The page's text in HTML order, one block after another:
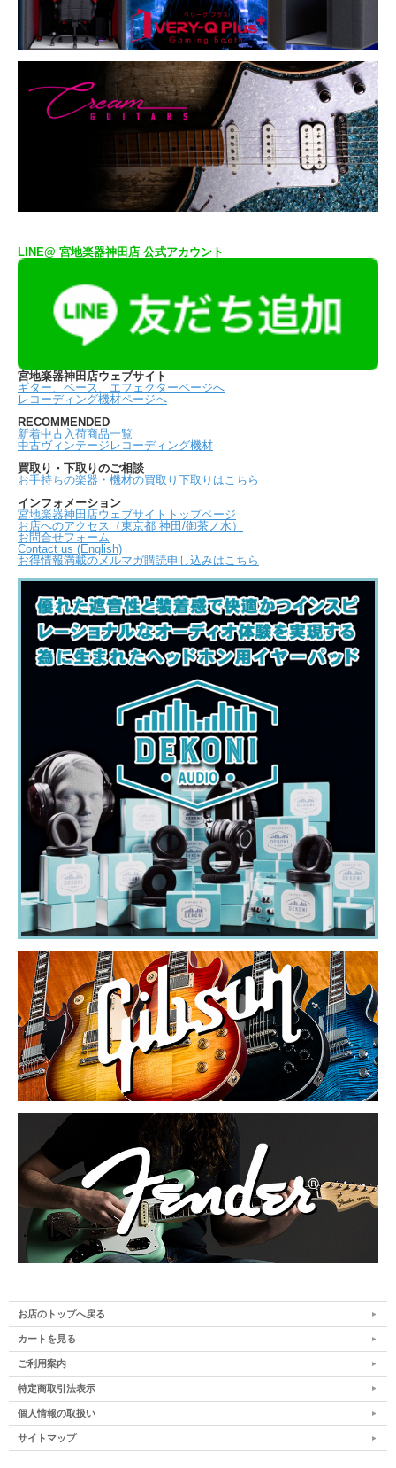
LINE@ 宮地楽器神田店 公式アカウント
宮地楽器神田店ウェブサイト
ギター、ベース、エフェクターページへ
レコーディング機材ページへ
RECOMMENDED
新着中古入荷商品一覧
中古ヴィンテージレコーディング機材
買取り・下取りのご相談
お手持ちの楽器・機材の買取り下取りはこちら
インフォメーション
宮地楽器神田店ウェブサイトトップページ
お店へのアクセス（東京都 神田/御茶ノ水）
お問合せフォーム
Contact us (English)
お得情報満載のメルマガ購読申し込みはこちら
お店のトップへ戻る
カートを見る
ご利用案内
特定商取引法表示
個人情報の取扱い
サイトマップ